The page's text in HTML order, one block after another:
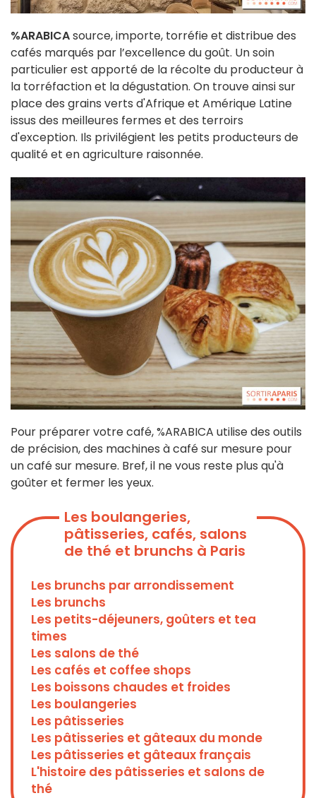
%ARABICAsource, importe, torréfie et distribue des
cafés marqués par l’excellence du goût. Un soin
particulier est apporté de la récolte du producteur à
la torréfaction et la dégustation. On trouve ainsi sur
place des grains verts d'Afrique et Amérique Latine
issus des meilleures fermes et des terroirs
d'exception. Ils privilégient les petits producteurs de
qualité et en agriculture raisonnée.
Pour préparer votre café, %ARABICA utilise des outils
de précision, des machines à café sur mesure pour
un café sur mesure. Bref, il ne vous reste plus qu'à
goûter et fermer les yeux.
Les boulangeries,
pâtisseries, cafés, salons
de thé et brunchs à Paris
Les brunchs par arrondissement
Les brunchs
Les petits-déjeuners, goûters et tea
times
Les salons de thé
Les cafés et coffee shops
Les boissons chaudes et froides
Les boulangeries
Les pâtisseries
Les pâtisseries et gâteaux du monde
Les pâtisseries et gâteaux français
L'histoire des pâtisseries et salons de
thé